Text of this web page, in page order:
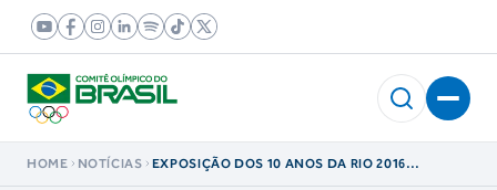
HOME NOTÍCIAS
EXPOSIÇÃO DOS 10 ANOS DA RIO 2016